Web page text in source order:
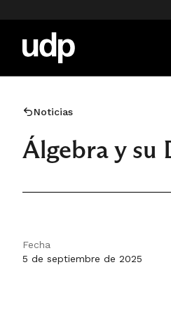
Noticias
Álgebra y su
Fecha
5 de septiembre de 2025